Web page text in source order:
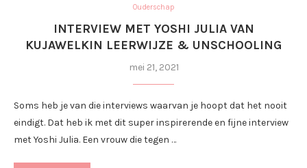
Ouderschap
INTERVIEW MET YOSHI JULIA VAN
KUJAWELKIN LEERWIJZE & UNSCHOOLING
mei 21, 2021
Soms heb je van die interviews waarvan je hoopt dat het nooit
eindigt. Dat heb ik met dit super inspirerende en fijne interview
met Yoshi Julia. Een vrouw die tegen …